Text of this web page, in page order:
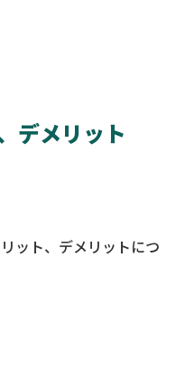
デメリット
ット、デメリットにつ